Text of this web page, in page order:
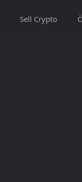
Sell Crypto